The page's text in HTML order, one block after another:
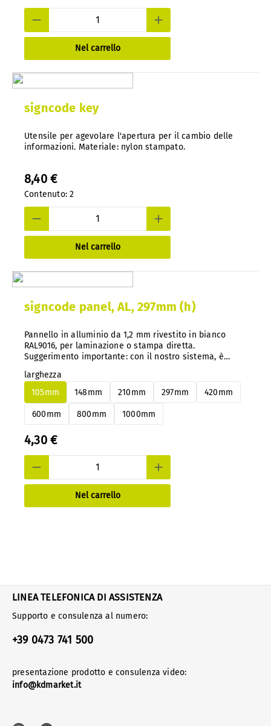
Nel carrello
signcode key
Utensile per agevolare l'apertura per il cambio delle
informazioni. Materiale: nylon stampato.
8,40 €
Contenuto:2
Nel carrello
signcode panel, AL, 297mm (h)
Pannello in alluminio da 1,2 mm rivestito in bianco
RAL9016, per laminazione o stampa diretta.
Suggerimento importante: con il nostro sistema, è
PS in qualsiasi momento senza smontarli.
larghezza
105mm
148mm 210mm 297mm 420mm
600mm 800mm 1000mm
4,30 €
Nel carrello
LINEA TELEFONICA DI ASSISTENZA
Supporto e consulenza al numero:
+39 0473 741 500
presentazione prodotto e consulenza video:
info@kdmarket.it